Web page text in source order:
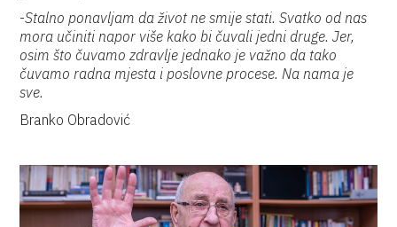
-Stalno ponavljam da život ne smije stati. Svatko od nas
mora učiniti napor više kako bi čuvali jedni druge. Jer,
osim što čuvamo zdravlje jednako je važno da tako
čuvamo radna mjesta i poslovne procese. Na nama je
sve.
Branko Obradović